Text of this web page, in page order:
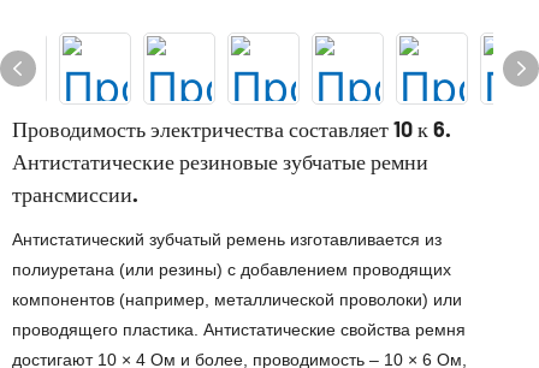
Проводимость электричества составляет 10 к 6.
Антистатические резиновые зубчатые ремни
трансмиссии.
Антистатический зубчатый ремень изготавливается из
полиуретана (или резины) с добавлением проводящих
компонентов (например, металлической проволоки) или
проводящего пластика. Антистатические свойства ремня
достигают 10 × 4 Ом и более, проводимость – 10 × 6 Ом,